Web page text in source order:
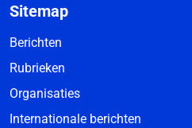
Sitemap
Berichten
Rubrieken
Organisaties
Internationale berichten